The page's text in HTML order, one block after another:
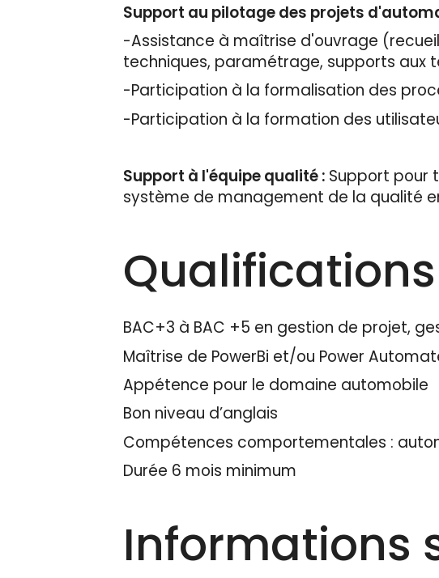
Support au pilotage des projets
-Assistance à maîtrise d'ouvrage
techniques, paramétrage, supports aux
-Participation à la formalisation des
-Participation à la formation des
Support à l'équipe qualité : Support pour
système de management de la qualité
Qualifications
BAC+3 à BAC +5 en gestion de projet,
Maîtrise de PowerBi et/ou Power
Appétence pour le domaine automobile
Bon niveau d’anglais
Compétences comportementales :
Durée 6 mois minimum
Informations